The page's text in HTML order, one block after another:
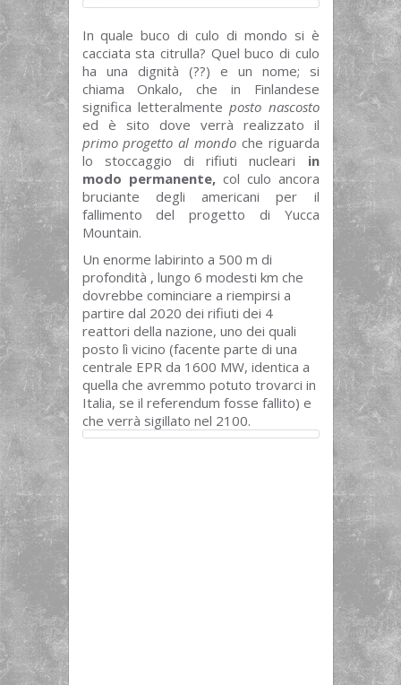
In quale buco di culo di mondo si è
cacciata sta citrulla? Quel buco di culo
ha una dignità (??) e un nome; si
chiama Onkalo, che in Finlandese
significa letteralmenteposto nascosto
ed è sito dove verrà realizzato il
primo progetto al mondoche riguarda
lo stoccaggio di rifiuti nucleari in
modo permanente, col culo ancora
bruciante degli americani per il
fallimento del progetto di Yucca
Mountain.
Un enorme labirinto a 500 m di
profondità , lungo 6 modesti km che
dovrebbe cominciare a riempirsi a
partire dal 2020 dei rifiuti dei 4
reattori della nazione, uno dei quali
posto lì vicino (facente parte di una
centrale EPR da 1600 MW, identica a
quella che avremmo potuto trovarci in
Italia, se il referendum fosse fallito) e
che verrà sigillato nel 2100.